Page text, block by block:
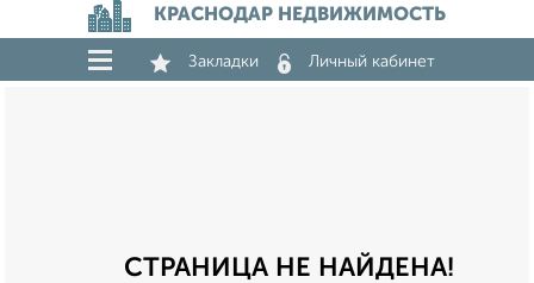
КРАСНОДАР НЕДВИЖИМОСТЬ
Закладки Личный кабинет
СТРАНИЦА НЕ НАЙДЕНА!